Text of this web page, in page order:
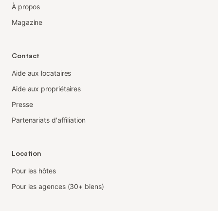
À propos
Magazine
Contact
Aide aux locataires
Aide aux propriétaires
Presse
Partenariats d'affiliation
Location
Pour les hôtes
Pour les agences (30+ biens)